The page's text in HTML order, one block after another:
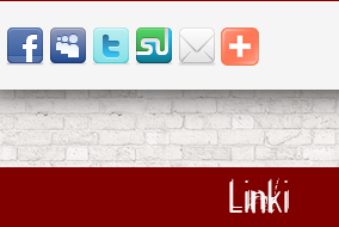
Linki